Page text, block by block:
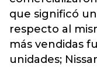
que significó
respecto al
más vendidas
unidades;